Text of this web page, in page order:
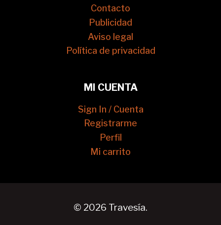
Contacto
Publicidad
Aviso legal
Política de privacidad
MI CUENTA
Sign In / Cuenta
Registrarme
Perfil
Mi carrito
© 2026 Travesía.